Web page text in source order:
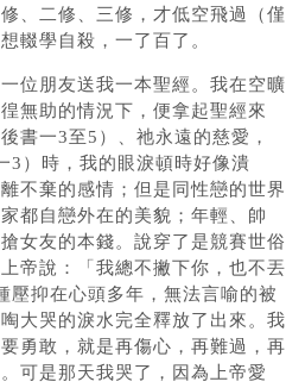
、二修、三修，才低空飛過（僅
輟學自殺，一了百了。
位朋友送我一本聖經。我在空曠
無助的情況下，便拿起聖經來
書一3至5）、祂永遠的慈愛，
3）時，我的眼淚頓時好像潰
不棄的感情；但是同性戀的世界
都自戀外在的美貌；年輕、帥
女友的本錢。說穿了是競賽世俗
帝說：「我總不撇下你，也不丟
壓抑在心頭多年，無法言喻的被
大哭的淚水完全釋放了出來。我
勇敢，就是再傷心，再難過，再
可是那天我哭了，因為上帝愛